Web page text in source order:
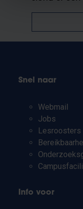
Snel naar
Webmail
Jobs
Lesroosters
Info voor